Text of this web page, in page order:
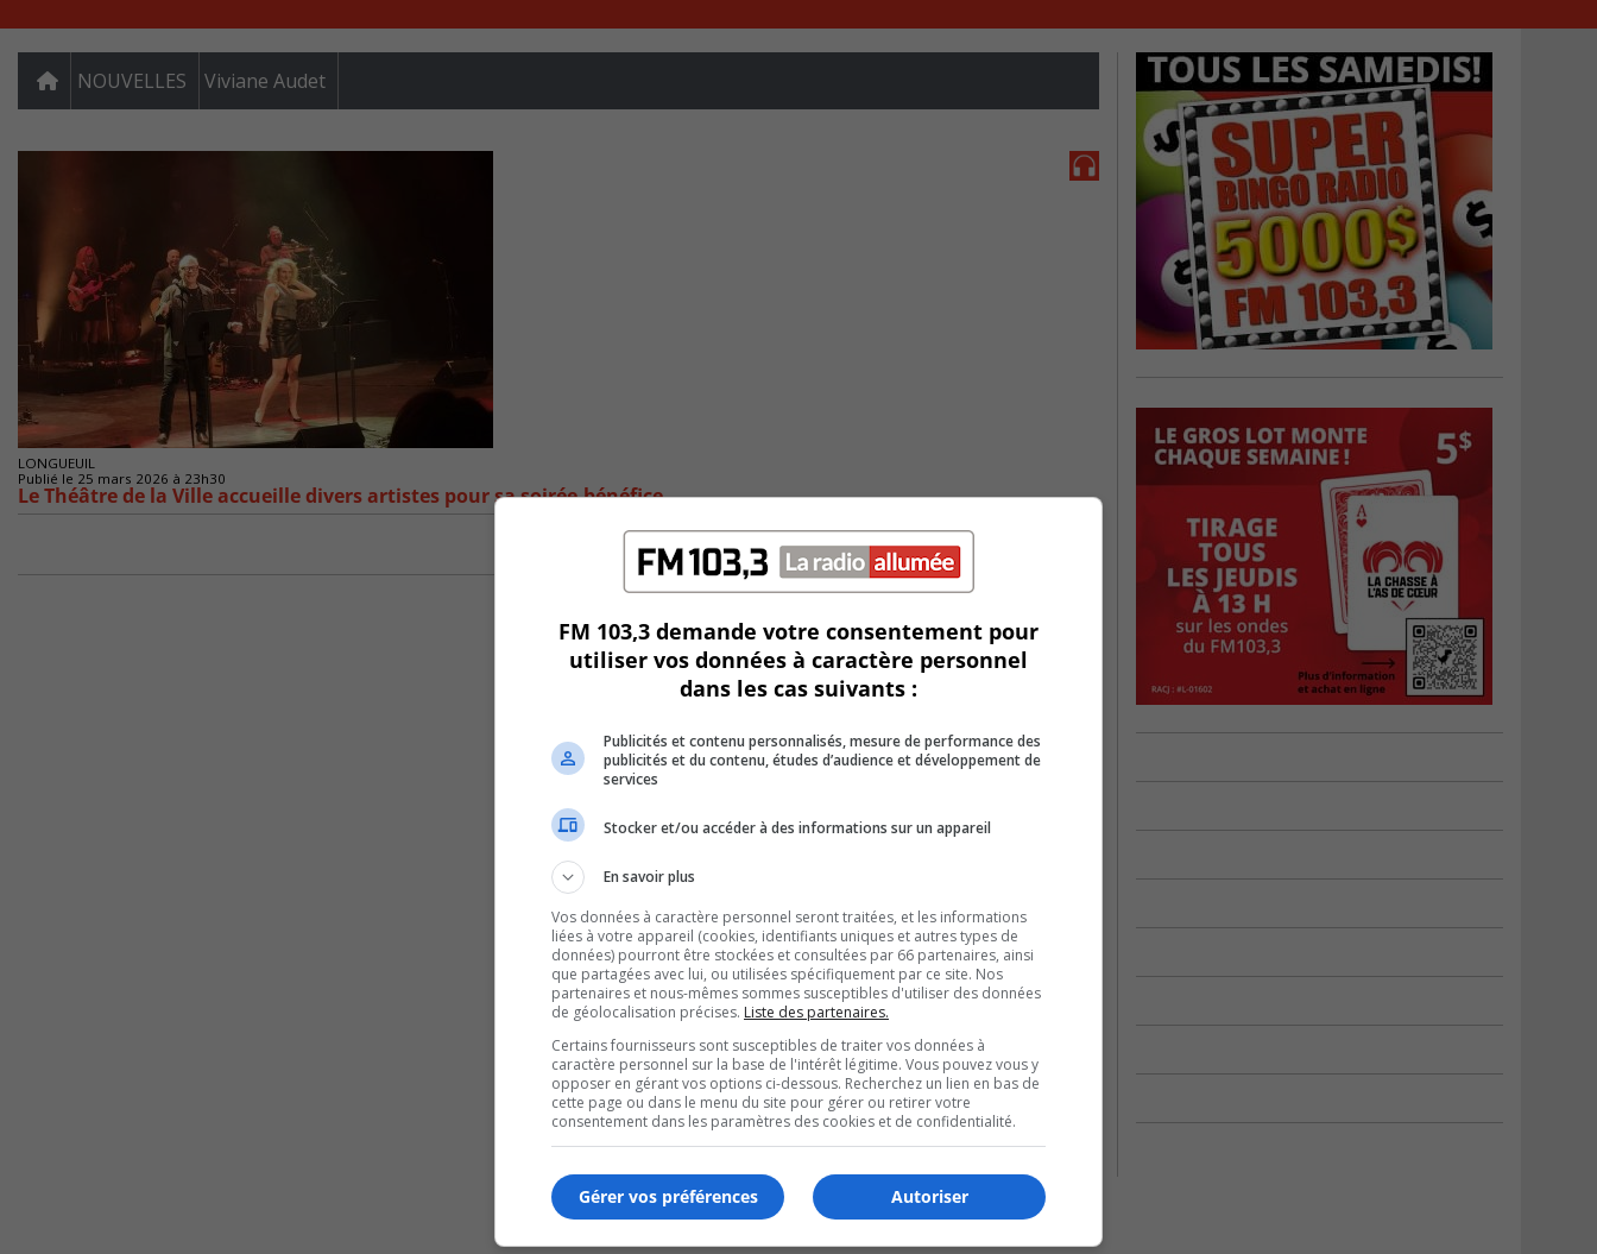
NOUVELLES Viviane Audet
LONGUEUIL
Publié le 25 mars 2026 à 23h30
Le Théâtre de la Ville accueille divers artistes pour sa soirée-bénéfice
FM 103,3 demande votre consentement pour
utiliser vos données à caractère personnel
dans les cas suivants :
Publicités et contenu personnalisés, mesure de performance des
publicités et du contenu, études d’audience et développement de
services
Stocker et/ou accéder à des informations sur un appareil
En savoir plus
Vos données à caractère personnel seront traitées, et les informations
liées à votre appareil (cookies, identifiants uniques et autres types de
données) pourront être stockées et consultées par 66 partenaires, ainsi
que partagées avec lui, ou utilisées spécifiquement par ce site. Nos
partenaires et nous-mêmes sommes susceptibles d'utiliser des données
de géolocalisation précises. Liste des partenaires.
Certains fournisseurs sont susceptibles de traiter vos données à
caractère personnel sur la base de l'intérêt légitime. Vous pouvez vous y
opposer en gérant vos options ci-dessous. Recherchez un lien en bas de
cette page ou dans le menu du site pour gérer ou retirer votre
consentement dans les paramètres des cookies et de confidentialité.
Autoriser
Gérer vos préférences